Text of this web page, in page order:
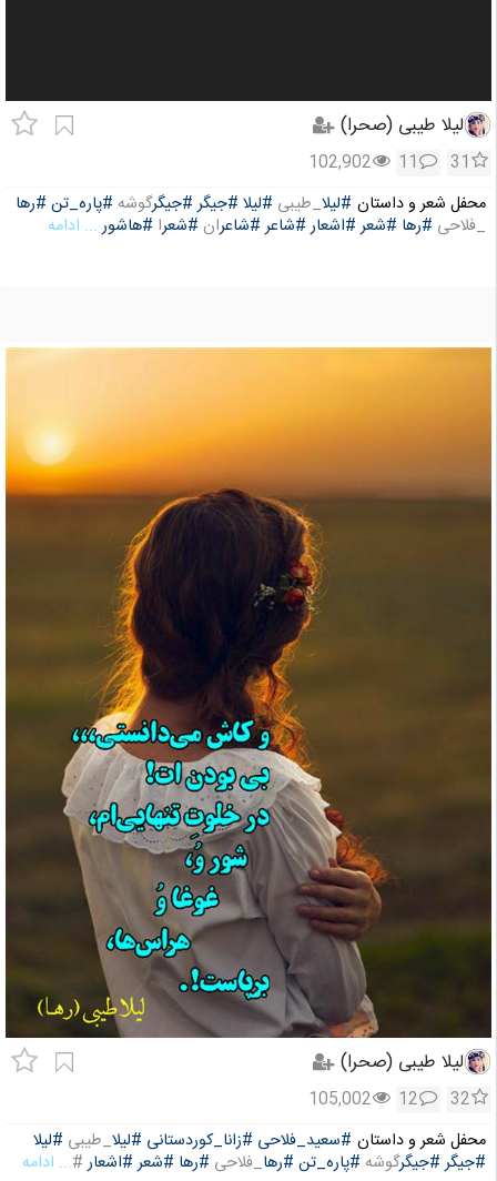
لیلا طیبی (صحرا)
31
11
102,902
محفل شعر و داستان #لیلا_طیبی #لیلا #جیگر #جیگرگوشه #پاره_تن #رها
_فلاحی #رها #شعر #اشعار #شاعر #شاعران #شعرا #هاشور ... ادامه
لیلا طیبی (صحرا)
32
12
105,002
محفل شعر و داستان #سعید_فلاحی #زانا_کوردستانی #لیلا_طیبی #لیلا
#جیگر #جیگرگوشه #پاره_تن #رها_فلاحی #رها #شعر #اشعار#... ادامه